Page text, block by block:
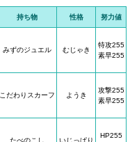
持ち物 性格 努力値
みずのジュエル むじゃき
特攻255
素早255
こだわりスカーフ ようき
攻撃255
素早255
たべのこし いじっぱり
HP255